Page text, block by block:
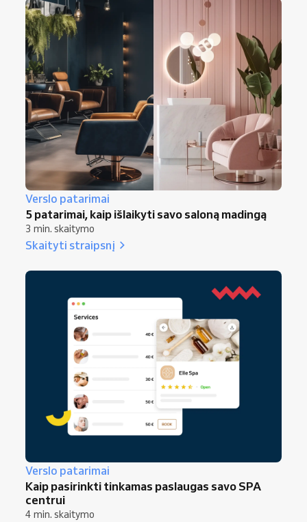
Verslo patarimai
5 patarimai, kaip išlaikyti savo saloną madingą
3 min. skaitymo
Skaityti straipsnį
Verslo patarimai
Kaip pasirinkti tinkamas paslaugas savo SPA
centrui
4 min. skaitymo